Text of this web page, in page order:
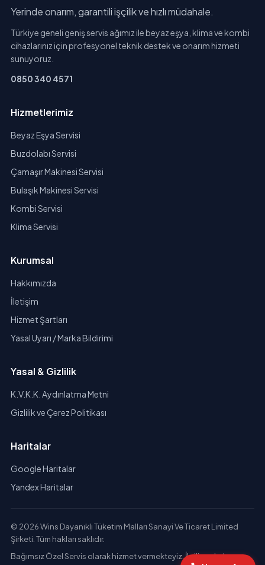
Yerinde onarım, garantili işçilik ve hızlı müdahale.
Türkiye geneli geniş servis ağımız ile beyaz eşya, klima ve kombi
cihazlarınız için profesyonel teknik destek ve onarım hizmeti
sunuyoruz.
0850 340 4571
Hizmetlerimiz
Beyaz Eşya Servisi
Buzdolabı Servisi
Çamaşır Makinesi Servisi
Bulaşık Makinesi Servisi
Kombi Servisi
Klima Servisi
Kurumsal
Hakkımızda
İletişim
Hizmet Şartları
Yasal Uyarı / Marka Bildirimi
Yasal & Gizlilik
K.V.K.K. Aydınlatma Metni
Gizlilik ve Çerez Politikası
Haritalar
Google Haritalar
Yandex Haritalar
© 2026 Wins Dayanıklı Tüketim Malları Sanayi Ve Ticaret Limited
Şirketi. Tüm hakları saklıdır.
Bağımsız Özel Servis olarak hizmet vermekteyiz. İlgili markaların